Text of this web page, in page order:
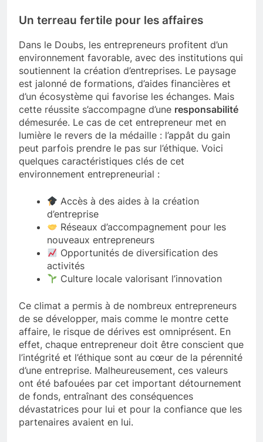
Un terreau fertile pour les affaires
Dans le Doubs, les entrepreneurs profitent d’un
environnement favorable, avec des institutions qui
soutiennent la création d’entreprises. Le paysage
est jalonné de formations, d’aides financières et
d’un écosystème qui favorise les échanges. Mais
cette réussite s’accompagne d’une responsabilité
démesurée. Le cas de cet entrepreneur met en
lumière le revers de la médaille : l’appât du gain
peut parfois prendre le pas sur l’éthique. Voici
quelques caractéristiques clés de cet
environnement entrepreneurial :
Accès à des aides à la création
d’entreprise
Réseaux d’accompagnement pour les
nouveaux entrepreneurs
Opportunités de diversification des
activités
Culture locale valorisant l’innovation
Ce climat a permis à de nombreux entrepreneurs
de se développer, mais comme le montre cette
affaire, le risque de dérives est omniprésent. En
effet, chaque entrepreneur doit être conscient que
l’intégrité et l’éthique sont au cœur de la pérennité
d’une entreprise. Malheureusement, ces valeurs
ont été bafouées par cet important détournement
de fonds, entraînant des conséquences
dévastatrices pour lui et pour la confiance que les
partenaires avaient en lui.